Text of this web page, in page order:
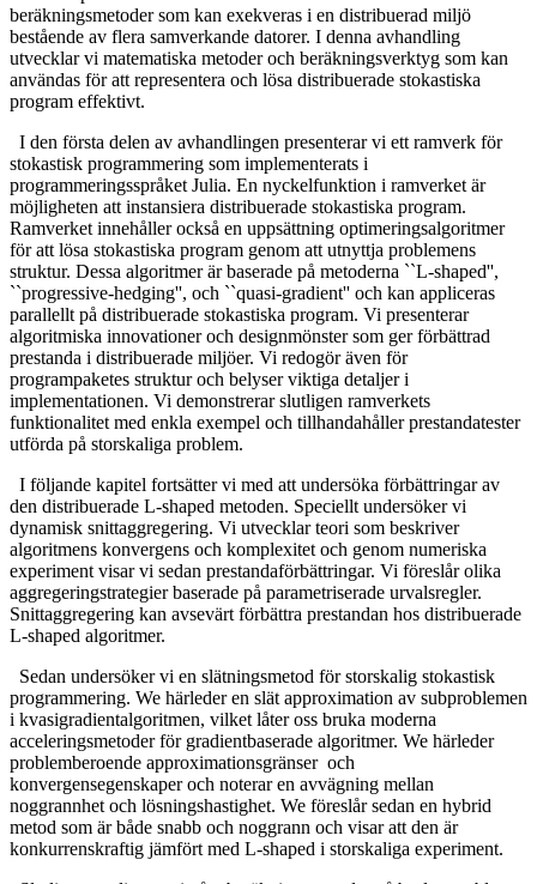
beräkningsmetoder som kan exekveras i en distribuerad miljö
bestående av flera samverkande datorer. I denna avhandling
utvecklar vi matematiska metoder och beräkningsverktyg som kan
användas för att representera och lösa distribuerade stokastiska
program effektivt.
I den första delen av avhandlingen presenterar vi ett ramverk för
stokastisk programmering som implementerats i
programmeringsspråket Julia. En nyckelfunktion i ramverket är
möjligheten att instansiera distribuerade stokastiska program.
Ramverket innehåller också en uppsättning optimeringsalgoritmer
för att lösa stokastiska program genom att utnyttja problemens
struktur. Dessa algoritmer är baserade på metoderna ``L-shaped'',
``progressive-hedging'', och ``quasi-gradient'' och kan appliceras
parallellt på distribuerade stokastiska program. Vi presenterar
algoritmiska innovationer och designmönster som ger förbättrad
prestanda i distribuerade miljöer. Vi redogör även för
programpaketes struktur och belyser viktiga detaljer i
implementationen. Vi demonstrerar slutligen ramverkets
funktionalitet med enkla exempel och tillhandahåller prestandatester
utförda på storskaliga problem.
I följande kapitel fortsätter vi med att undersöka förbättringar av
den distribuerade L-shaped metoden. Speciellt undersöker vi
dynamisk snittaggregering. Vi utvecklar teori som beskriver
algoritmens konvergens och komplexitet och genom numeriska
experiment visar vi sedan prestandaförbättringar. Vi föreslår olika
aggregeringstrategier baserade på parametriserade urvalsregler.
Snittaggregering kan avsevärt förbättra prestandan hos distribuerade
L-shaped algoritmer.
Sedan undersöker vi en slätningsmetod för storskalig stokastisk
programmering. We härleder en slät approximation av subproblemen
i kvasigradientalgoritmen, vilket låter oss bruka moderna
acceleringsmetoder för gradientbaserade algoritmer. We härleder
problemberoende approximationsgränser och
konvergensegenskaper och noterar en avvägning mellan
noggrannhet och lösningshastighet. We föreslår sedan en hybrid
metod som är både snabb och noggrann och visar att den är
konkurrenskraftig jämfört med L-shaped i storskaliga experiment.